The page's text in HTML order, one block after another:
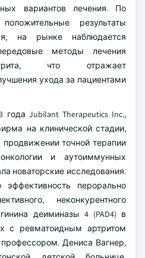
вариантов лечения. По
результаты
на рынке наблюдается
методы лечения
что отражает
ухода за пациентами
Jubilant Therapeutics Inc.,
на клинической стадии,
точной терапии
и аутоиммунных
новаторские исследования.
эффективность перорально
неконкурентного
деиминазы 4 (PAD4) в
с ревматоидным артритом
Дениса Вагнер,